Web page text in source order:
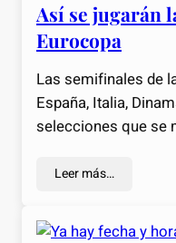
Así se jugarán
Eurocopa
Las semifinales de
España, Italia,
selecciones que se
Leer más…